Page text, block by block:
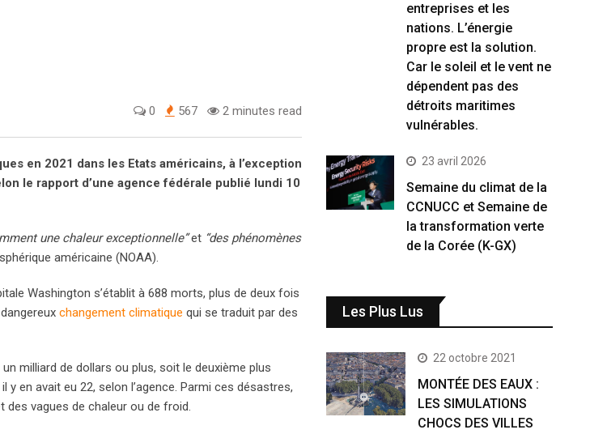
0 567 2 minutes read
en 2021 dans les Etats américains, à l’exception
le rapport d’une agence fédérale publié lundi 10
une chaleur exceptionnelle”et “des phénomènes
américaine (NOAA).
Washington s’établit à 688 morts, plus de deux fois
changement climatique qui se traduit par des
milliard de dollars ou plus, soit le deuxième plus
y en avait eu 22, selon l’agence. Parmi ces désastres,
vagues de chaleur ou de froid.
entreprises et les
nations. L’énergie
propre est la solution.
Car le soleil et le vent ne
dépendent pas des
détroits maritimes
vulnérables.
23 avril 2026
Semaine du climat de la
CCNUCC et Semaine de
la transformation verte
de la Corée (K-GX)
Les Plus Lus
22 octobre 2021
MONTÉE DES EAUX :
LES SIMULATIONS
CHOCS DES VILLES